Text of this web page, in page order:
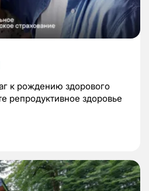
к рождению здорового
репродуктивное здоровье